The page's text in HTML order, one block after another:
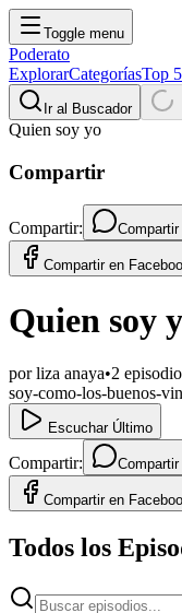
Toggle menu
Poderato
ExplorarCategoríasTop
Ir al Buscador
Quien soy yo
Compartir
Compartir: Compartir
Compartir en
Quien soy
porliza anaya•2
soy-como-los-buenos-
Escuchar Último
Compartir: Compartir
Compartir en
Todos los